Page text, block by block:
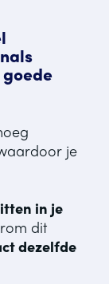
je
in je
dit
dezelfde